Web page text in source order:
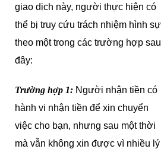
giao dịch này, người thực hiện có
thể bị truy cứu trách nhiệm hình sự
theo một trong các trường hợp sau
đây:
Trường hợp 1: Người nhận tiền có
hành vi nhận tiền để xin chuyển
việc cho bạn, nhưng sau một thời
mà vẫn không xin được vì nhiều lý